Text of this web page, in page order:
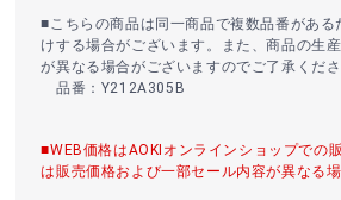
■こちらの商品は同一商品で複数品番がある
けする場合がございます。また、商品の生
が異なる場合がございますのでご了承くださ
品番：Y212A305B
■WEB価格はAOKIオンラインショップでの
は販売価格および一部セール内容が異なる場